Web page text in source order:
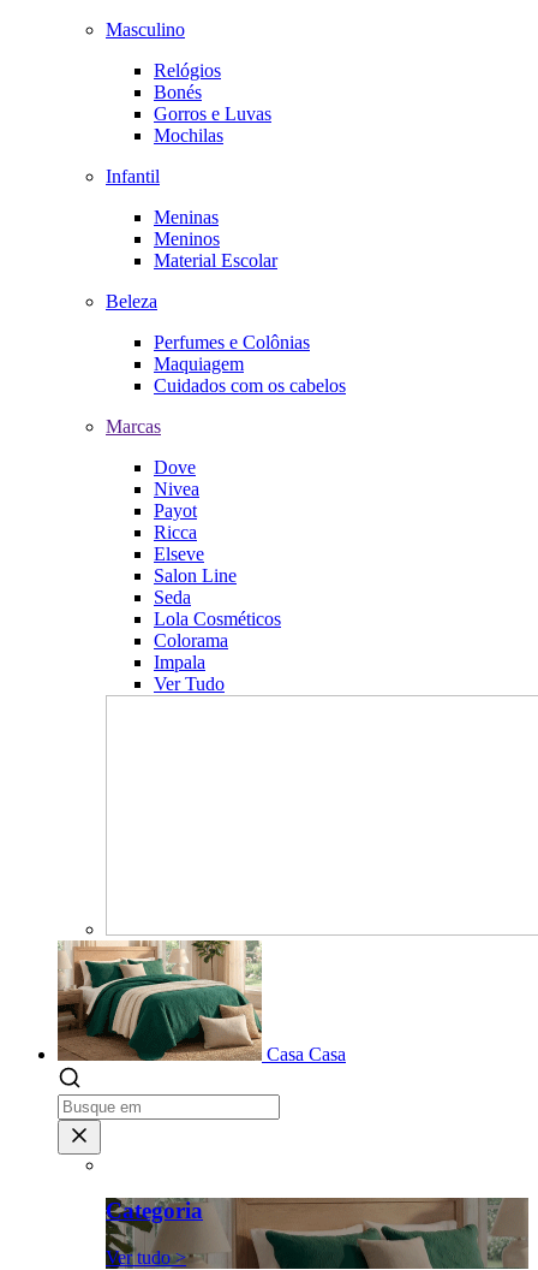
Masculino
Relógios
Bonés
Gorros e Luvas
Mochilas
Infantil
Meninas
Meninos
Material Escolar
Beleza
Perfumes e Colônias
Maquiagem
Cuidados com os cabelos
Marcas
Dove
Nivea
Payot
Ricca
Elseve
Salon Line
Seda
Lola Cosméticos
Colorama
Impala
Ver Tudo
Casa Casa
Categoria
Ver tudo >